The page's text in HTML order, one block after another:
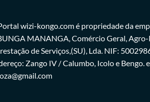
wizi-kongo.com é propriedade da
MANANGA, Comércio Geral, Agro-
de Serviços,(SU), Lda. NIF:
Zango IV / Calumbo, Icolo e Bengo.